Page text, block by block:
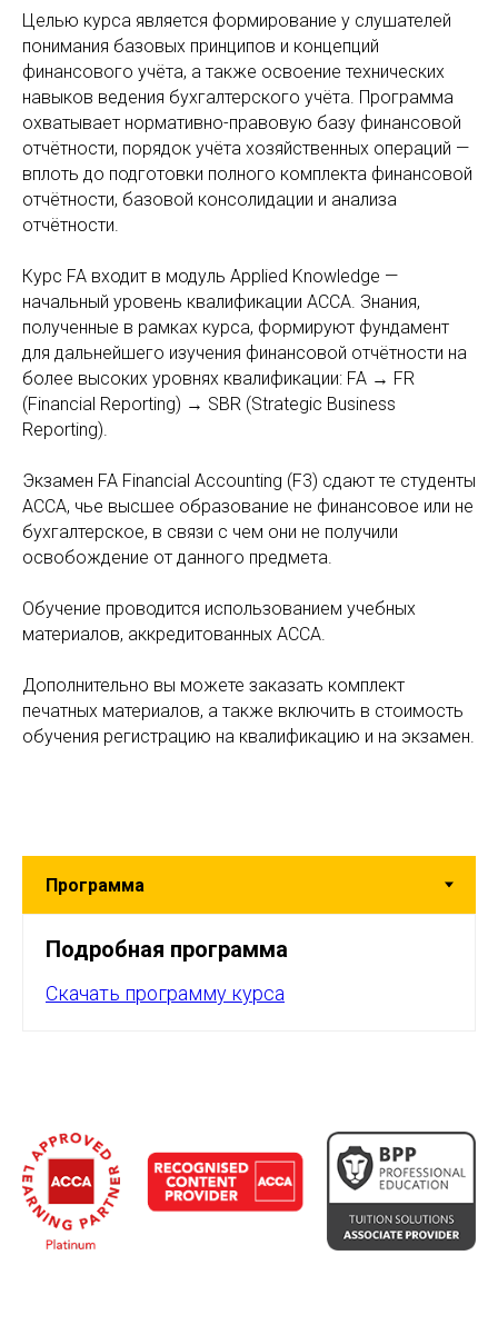
Целью курса является формирование у слушателей
понимания базовых принципов и концепций
финансового учёта, а также освоение технических
навыков ведения бухгалтерского учёта. Программа
охватывает нормативно-правовую базу финансовой
отчётности, порядок учёта хозяйственных операций —
вплоть до подготовки полного комплекта финансовой
отчётности, базовой консолидации и анализа
отчётности.
Курс FA входит в модуль Applied Knowledge —
начальный уровень квалификации ACCA. Знания,
полученные в рамках курса, формируют фундамент
для дальнейшего изучения финансовой отчётности на
более высоких уровнях квалификации: FA → FR
(Financial Reporting) → SBR (Strategic Business
Reporting).
Экзамен FA Financial Accounting (F3) сдают те студенты
АССА, чье высшее образование не финансовое или не
бухгалтерское, в связи с чем они не получили
освобождение от данного предмета.
Обучение проводится использованием учебных
материалов, аккредитованных АССА.
Дополнительно вы можете заказать комплект
печатных материалов, а также включить в стоимость
обучения регистрацию на квалификацию и на экзамен.
Подробная программа
Скачать программу курса